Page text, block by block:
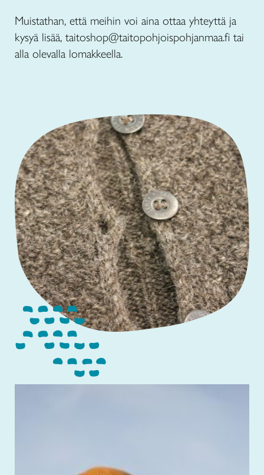
Muistathan, että meihin voi aina ottaa yhteyttä ja
kysyä lisää, taitoshop@taitopohjoispohjanmaa.fi tai
alla olevalla lomakkeella.